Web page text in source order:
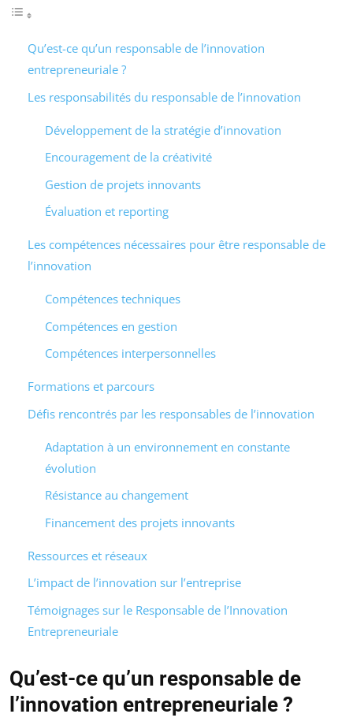
Qu’est-ce qu’un responsable de l’innovation
entrepreneuriale ?
Les responsabilités du responsable de l’innovation
Développement de la stratégie d’innovation
Encouragement de la créativité
Gestion de projets innovants
Évaluation et reporting
Les compétences nécessaires pour être responsable de
l’innovation
Compétences techniques
Compétences en gestion
Compétences interpersonnelles
Formations et parcours
Défis rencontrés par les responsables de l’innovation
Adaptation à un environnement en constante
évolution
Résistance au changement
Financement des projets innovants
Ressources et réseaux
L’impact de l’innovation sur l’entreprise
Témoignages sur le Responsable de l’Innovation
Entrepreneuriale
Qu’est-ce qu’un responsable de
l’innovation entrepreneuriale ?